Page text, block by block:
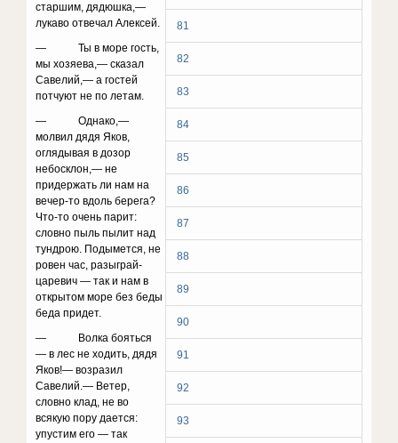
81
82
83
84
85
86
87
88
89
90
91
92
93
старшим, дядюшка,—
лукаво отвечал Алексей.
— Ты в море гость,
мы хозяева,— сказал
Саве­лий,— а гостей
потчуют не по летам.
— Однако,—
молвил дядя Яков,
оглядывая в до­зор
небосклон,— не
придержать ли нам на
вечер-то вдоль берега?
Что-то очень парит:
словно пыль пы­лит над
тундрою. Подымется, не
ровен час, разыграй-
царевич — так и нам в
открытом море без беды
беда придет.
— Волка бояться
— в лес не ходить, дядя
Яков!— возразил
Савелий.— Ветер,
словно клад, не во
всякую пору дается:
упустим его — так